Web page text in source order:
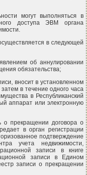
могут выполняться в
доступа ЭВМ органа
в следующей
об аннулировании
обязательства;
вносит в установленном
в течение одного часа
в Республиканский
аппарат или электронную
о прекращении договора о
в орган регистрации
подтверждение
учета недвижимости,
записи в книге
записи в Едином
записи о прекращении